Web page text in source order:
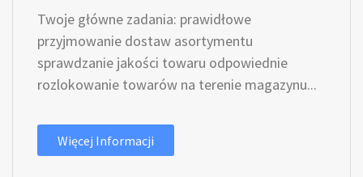
Twoje główne zadania: prawidłowe
przyjmowanie dostaw asortymentu
sprawdzanie jakości towaru odpowiednie
rozlokowanie towarów na terenie magazynu...
Więcej Informacji